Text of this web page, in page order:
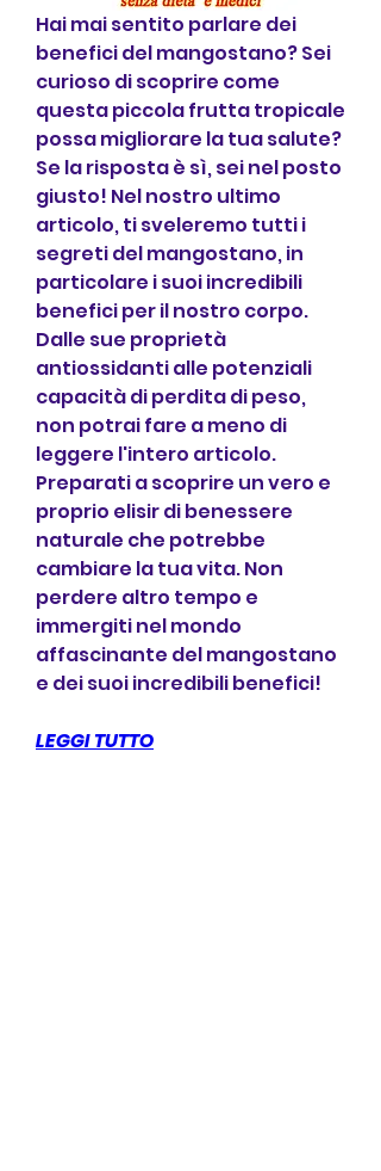
Hai mai sentito parlare dei
benefici del mangostano? Sei
curioso di scoprire come
questa piccola frutta tropicale
possa migliorare la tua salute?
Se la risposta è sì, sei nel posto
giusto! Nel nostro ultimo
articolo, ti sveleremo tutti i
segreti del mangostano, in
particolare i suoi incredibili
benefici per il nostro corpo.
Dalle sue proprietà
antiossidanti alle potenziali
capacità di perdita di peso,
non potrai fare a meno di
leggere l'intero articolo.
Preparati a scoprire un vero e
proprio elisir di benessere
naturale che potrebbe
cambiare la tua vita. Non
perdere altro tempo e
immergiti nel mondo
affascinante del mangostano
e dei suoi incredibili benefici!
LEGGI TUTTO